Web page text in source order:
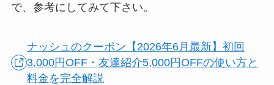
で、参考にしてみて下さい。
ナッシュのクーポン【2026年6月最新】初回
3,000円OFF・友達紹介5,000円OFFの使い方と
料金を完全解説